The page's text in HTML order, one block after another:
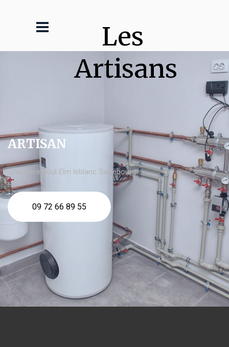
Les
Artisans
ARTISAN
chaudière fioul Elm leblanc Sarrebourg
09 72 66 89 55